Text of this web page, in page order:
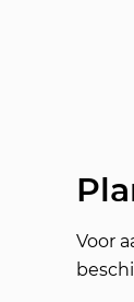
Voor